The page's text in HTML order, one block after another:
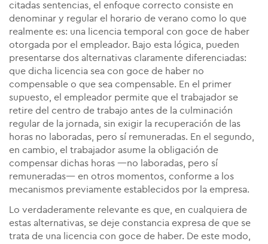
citadas sentencias, el enfoque correcto consiste en
denominar y regular el horario de verano como lo que
realmente es: una licencia temporal con goce de haber
otorgada por el empleador. Bajo esta lógica, pueden
presentarse dos alternativas claramente diferenciadas:
que dicha licencia sea con goce de haber no
compensable o que sea compensable. En el primer
supuesto, el empleador permite que el trabajador se
retire del centro de trabajo antes de la culminación
regular de la jornada, sin exigir la recuperación de las
horas no laboradas, pero sí remuneradas. En el segundo,
en cambio, el trabajador asume la obligación de
compensar dichas horas —no laboradas, pero sí
remuneradas— en otros momentos, conforme a los
mecanismos previamente establecidos por la empresa.
Lo verdaderamente relevante es que, en cualquiera de
estas alternativas, se deje constancia expresa de que se
trata de una licencia con goce de haber. De este modo,